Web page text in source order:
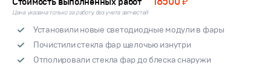
Цена указана только за работу, без учета запчастей
Установили новые светодиодные модули в фары
Почистили стекла фар щелочью изнутри
Отполировали стекла фар до блеска снаружи